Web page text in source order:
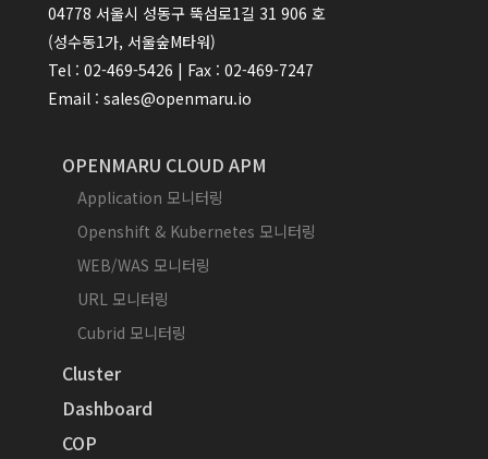
04778 서울시 성동구 뚝섬로1길 31 906 호
(성수동1가, 서울숲M타워)
Tel : 02-469-5426 | Fax : 02-469-7247
Email : sales@openmaru.io
OPENMARU CLOUD APM
Application 모니터링
Openshift & Kubernetes 모니터링
WEB/WAS 모니터링
URL 모니터링
Cubrid 모니터링
Cluster
Dashboard
COP